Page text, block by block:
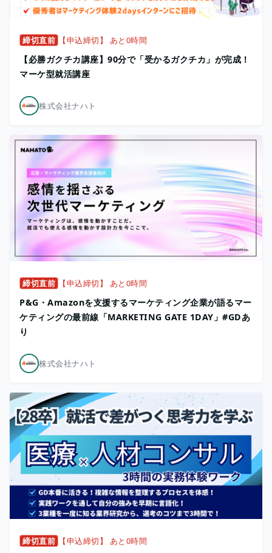
締切直前 【申込締切】 あと0時間
【必勝ガクチカ講座】90分で「受かるガクチカ」が完成！
マーケ型就活講座
株式会社ナハト
締切直前 【申込締切】 あと0時間
P&G・Amazonを支援するマーケティング企業が語るマー
ケティングの最前線「MARKETING GATE 1DAY」#GDあ
り
株式会社ナハト
締切直前 【申込締切】 あと0時間